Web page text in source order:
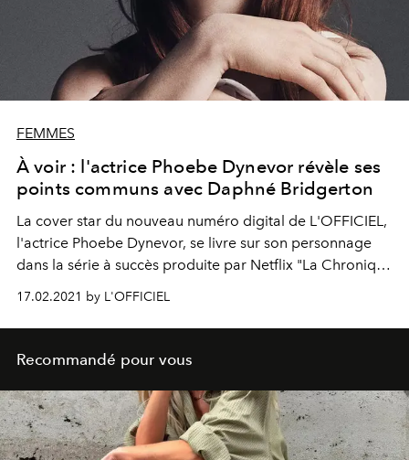
FEMMES
À voir : l'actrice Phoebe Dynevor révèle ses
points communs avec Daphné Bridgerton
La cover star du nouveau numéro digital de L'OFFICIEL,
l'actrice Phoebe Dynevor, se livre sur son personnage
dans la série à succès produite par Netflix "La Chronique
17.02.2021 by L'OFFICIEL
Recommandé pour vous